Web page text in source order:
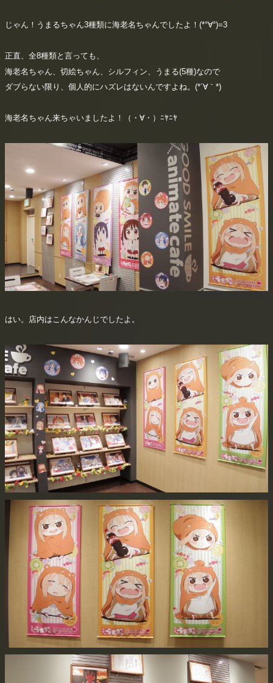
じゃん！うまるちゃん3種類に海老名ちゃんでしたよ！(*°∀°)=3
正直、全8種類と言っても、
海老名ちゃん、切絵ちゃん、シルフィン、うまる(5種)なので
ダブらない限り、個人的にハズレはないんですよね。(*´∀｀*)
海老名ちゃん来ちゃいましたよ！（・∀・）ﾆﾔﾆﾔ
はい。店内はこんなかんじでしたよ。